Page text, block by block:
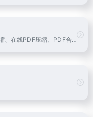
docsmall提供在线图片压缩、GIF压缩、在线PDF压缩、PDF合并、PDF分割功能